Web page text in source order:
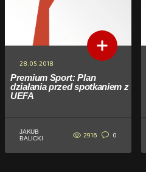
28.05.2018
Premium Sport: Plan
działania przed spotkaniem z
UEFA
JAKUB
BALICKI
2916 0